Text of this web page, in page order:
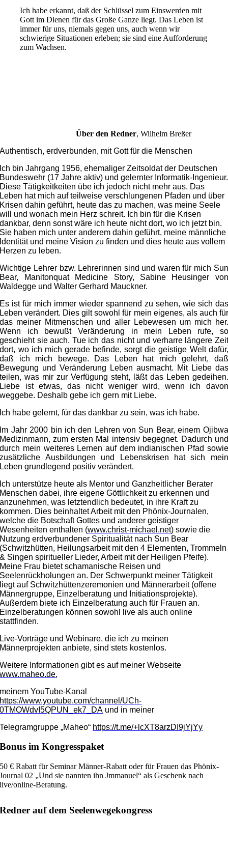
Ich habe erkannt, daß der Schlüssel zum Einswerden mit
Gott im Dienen für das Große Ganze liegt. Das Leben ist
immer für uns, niemals gegen uns, auch wenn wir
schwierige Situationen erleben; sie sind eine Aufforderung
zum Wachsen.
Über den Redner,Wilhelm Breßer
Authentisch, erdverbunden, mit Gott für die Menschen
Ich bin Jahrgang 1956, ehemaliger Zeitsoldat der Deutschen
Bundeswehr (17 Jahre aktiv) und gelernter Informatik-Ingenieur.
Diese Tätigkeitkeiten übe ich jedoch nicht mehr aus. Das
Leben hat mich auf teilweise verschlungenen Pfaden und über
Krisen dahin geführt, heute das zu machen, was meine Seele
will und wonach mein Herz schreit. Ich bin für die Krisen
dankbar, denn sonst wäre ich heute nicht dort, wo ich jetzt bin.
Sie haben mich unter anderem dahin geführt, meine männliche
Identität und meine Vision zu finden und dies heute aus vollem
Herzen zu leben.
Wichtige Lehrer bzw. Lehrerinnen sind und waren für mich Sun
Bear, Manitonquat Medicine Story, Sabine Heusinger von
Waldegge und Walter Gerhard Mauckner.
Es ist für mich immer wieder spannend zu sehen, wie sich das
Leben verändert. Dies gilt sowohl für mein eigenes, als auch für
das meiner Mitmenschen und aller Lebewesen um mich her.
Wenn ich bewußt Veränderung in mein Leben rufe, so
geschieht sie auch. Tue ich das nicht und verharre längere Zeit
dort, wo ich mich gerade befinde, sorgt die geistige Welt dafür,
daß ich mich bewege. Das Leben hat mich gelehrt, daß
Bewegung und Veränderung Leben ausmacht. Mit Liebe das
teilen, was mir zur Verfügung steht, läßt das Leben gedeihen.
Liebe ist etwas, das nicht weniger wird, wenn ich davon
weggebe. Deshalb gebe ich gern mit Liebe.
Ich habe gelernt, für das dankbar zu sein, was ich habe.
Im Jahr 2000 bin ich den Lehren von Sun Bear, einem Ojibwa
Medizinmann, zum ersten Mal intensiv begegnet. Dadurch und
durch mein weiteres Lernen auf dem indianischen Pfad sowie
zusätzliche Ausbildungen und Lebenskrisen hat sich mein
Leben grundlegend positiv verändert.
Ich unterstütze heute als Mentor und Ganzheitlicher Berater
Menschen dabei, ihre eigene Göttlichkeit zu erkennen und
anzunehmen, was letztendlich bedeutet, in ihre Kraft zu
kommen. Dies beinhaltet Arbeit mit den Phönix-Journalen,
welche die Botschaft Gottes und anderer geistiger
Wesenheiten enthalten (www.christ-michael.net) sowie die
Nutzung erdverbundener Spiritualität nach Sun Bear
(Schwitzhütten, Heilungsarbeit mit den 4 Elementen, Trommeln
& Singen spiritueller Lieder, Arbeit mit der Heiligen Pfeife).
Meine Frau bietet schamanische Reisen und
Seelenrückholungen an. Der Schwerpunkt meiner Tätigkeit
liegt auf Schwitzhüttenzeremonien und Männerarbeit (offene
Männergruppe, Einzelberatung und Initiationsprojekte).
Außerdem biete ich Einzelberatung auch für Frauen an.
Einzelberatungen können sowohl live als auch online
stattfinden.
Live-Vorträge und Webinare, die ich zu meinen
Männerprojekten anbiete, sind stets kostenlos.
Weitere Informationen gibt es auf meiner Webseite
www.maheo.de,
meinem YouTube-Kanal
https://www.youtube.com/channel/UCh-
0TMOWdvI5QPUN_ek7_DA und in meiner
Telegramgruppe „Maheo“ https://t.me/+lcXT8arzDI9jYjYy
Bonus im Kongresspaket
50 € Rabatt für Seminar Männer-Rabatt oder für Frauen das Phönix-
Journal 02 „Und sie nannten ihn Jmmanuel“ als Geschenk nach
live/online-Beratung.
Redner auf dem Seelenwegekongress